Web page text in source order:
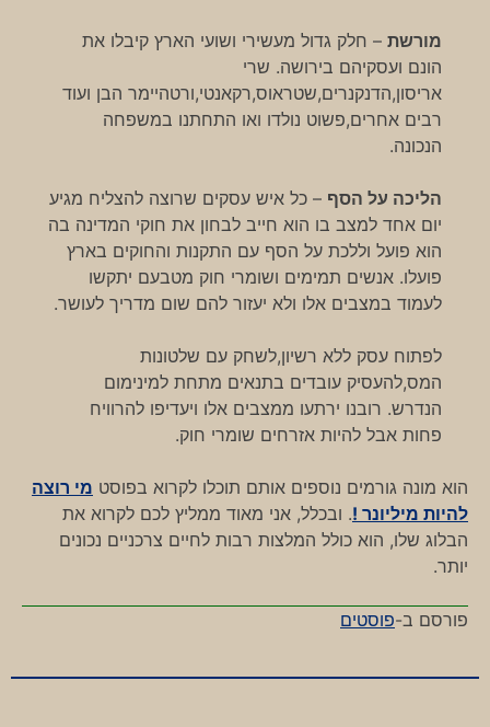
מורשת – חלק גדול מעשירי ושועי הארץ קיבלו את
הונם ועסקיהם בירושה. שרי
אריסון,הדנקנרים,שטראוס,רקאנטי,ורטהיימר הבן ועוד
רבים אחרים,פשוט נולדו ואו התחתנו במשפחה
הנכונה.
הליכה על הסף – כל איש עסקים שרוצה להצליח מגיע
יום אחד למצב בו הוא חייב לבחון את חוקי המדינה בה
הוא פועל וללכת על הסף עם התקנות והחוקים בארץ
פועלו. אנשים תמימים ושומרי חוק מטבעם יתקשו
לעמוד במצבים אלו ולא יעזור להם שום מדריך לעושר.
לפתוח עסק ללא רשיון,לשחק עם שלטונות
המס,להעסיק עובדים בתנאים מתחת למינימום
הנדרש. רובנו ירתעו ממצבים אלו ויעדיפו להרוויח
פחות אבל להיות אזרחים שומרי חוק.
הוא מונה גורמים נוספים אותם תוכלו לקרוא בפוסט מי רוצה
להיות מיליונר !. ובכלל, אני מאוד ממליץ לכם לקרוא את
הבלוג שלו, הוא כולל המלצות רבות לחיים צרכניים נכונים
יותר.
פורסם ב-פוסטים